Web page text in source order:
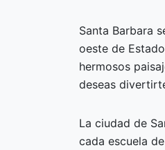
Santa Barbara
oeste de
hermosos
deseas
La ciudad de
cada escuela